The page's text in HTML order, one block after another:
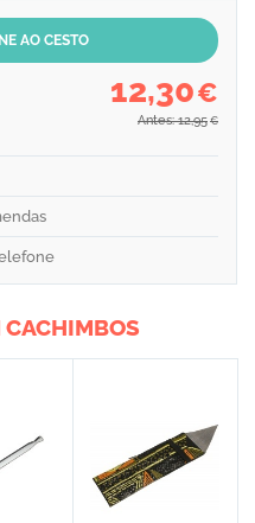
12,30€
Antes: 12,95 €
CACHIMBOS